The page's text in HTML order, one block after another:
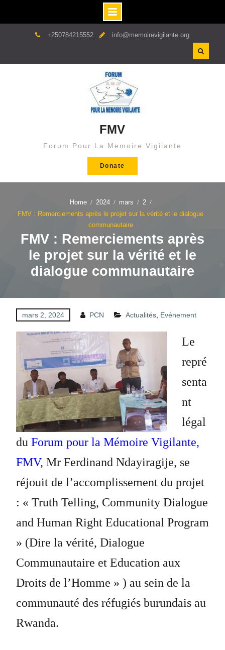
+250784215552 info@memoirevigilante.org
FMV
Forum Pour La Memoire Vigilante
Donate
Home 2024 mars
2
FMV : Remerciements après le projet sur la vérité et le dialogue
communautaire
FMV : Remerciements après
le projet sur la vérité et le
dialogue communautaire
mars 2, 2024 PCN Actualités, Evénement
Le
repré
senta
nt
légal
du Forum pour la Mémoire Vigilante,
FMV, Mr Ferdinand Ndayiragije, se
réjouit de l’accomplissement du projet
: « Truth Telling, Community Dialogue
and Human Right Educational Program
» (Dire la vérité, Dialogue
Communautaire et Education aux
Droits de l’Homme » ) au sein de la
communauté des réfugiés burundais au
Rwanda.